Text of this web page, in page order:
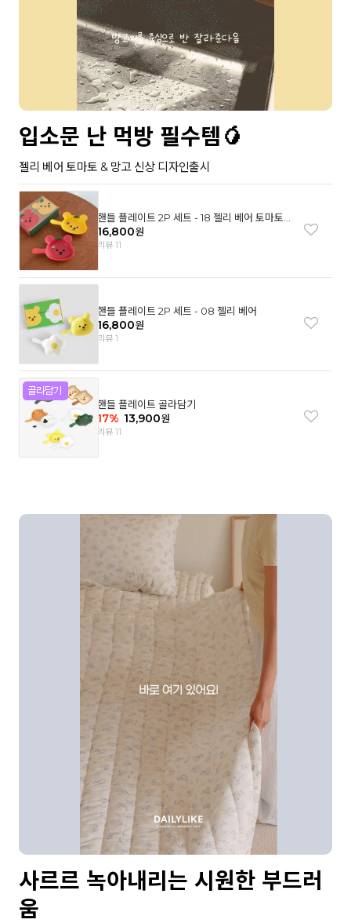
입소문 난 먹방 필수템🥭
젤리 베어 토마토 & 망고 신상 디자인출시
핸들 플레이트 2P 세트 - 18 젤리 베어 토마토
& 망고
16,800원
리뷰 11
핸들 플레이트 2P 세트 - 08 젤리 베어
16,800원
리뷰 1
핸들 플레이트 골라담기
17% 13,900원
리뷰 11
사르르 녹아내리는 시원한 부드러
움